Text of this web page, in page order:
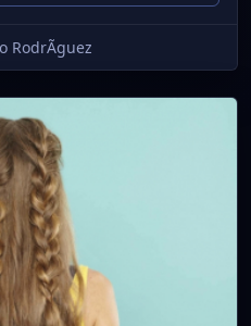
RodrÃ­guez